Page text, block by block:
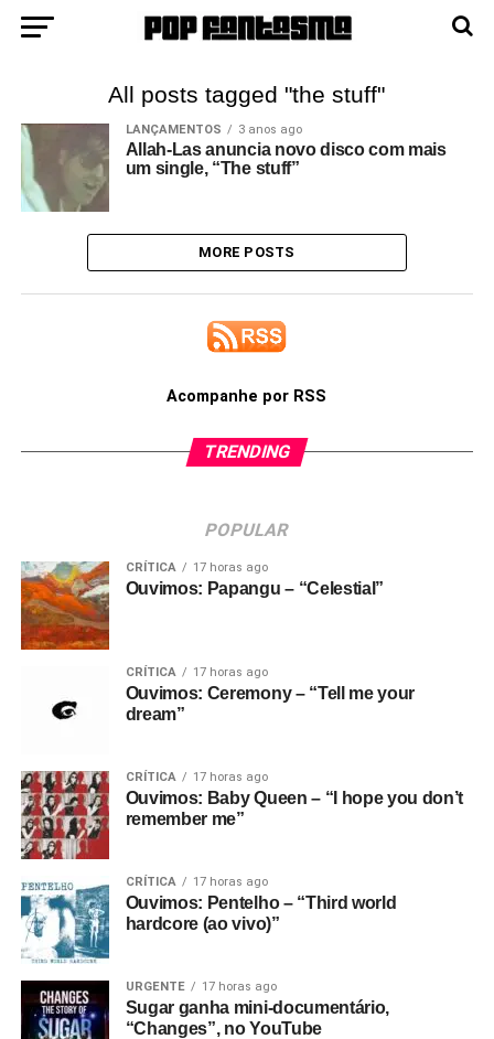
All posts tagged "the stuff"
LANÇAMENTOS 3 anos ago
Allah-Las anuncia novo disco com mais
um single, “The stuff”
MORE POSTS
Acompanhe por RSS
TRENDING
POPULAR
CRÍTICA 17 horas ago
Ouvimos: Papangu – “Celestial”
CRÍTICA 17 horas ago
Ouvimos: Ceremony – “Tell me your
dream”
CRÍTICA 17 horas ago
Ouvimos: Baby Queen – “I hope you don’t
remember me”
CRÍTICA 17 horas ago
Ouvimos: Pentelho – “Third world
hardcore (ao vivo)”
URGENTE 17 horas ago
Sugar ganha mini-documentário,
“Changes”, no YouTube